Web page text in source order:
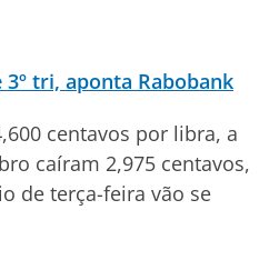
tri, aponta Rabobank
centavos por libra, a
caíram 2,975 centavos,
de terça-feira vão se